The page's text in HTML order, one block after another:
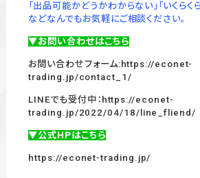
「出品可能かどうかわからない」「いくらく
などなんでもお気軽にご相談ください。
▼お問い合わせはこちら
お問い合わせフォーム: https://econet-
trading.jp/contact_1/
LINEでも受付中： https://econet-
trading.jp/2022/04/18/line_fliend/
▼公式HPはこちら
https://econet-trading.jp/